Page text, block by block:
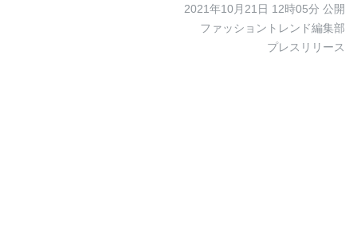
2021年10月21日 12時05分 公開
ファッショントレンド編集部
プレスリリース